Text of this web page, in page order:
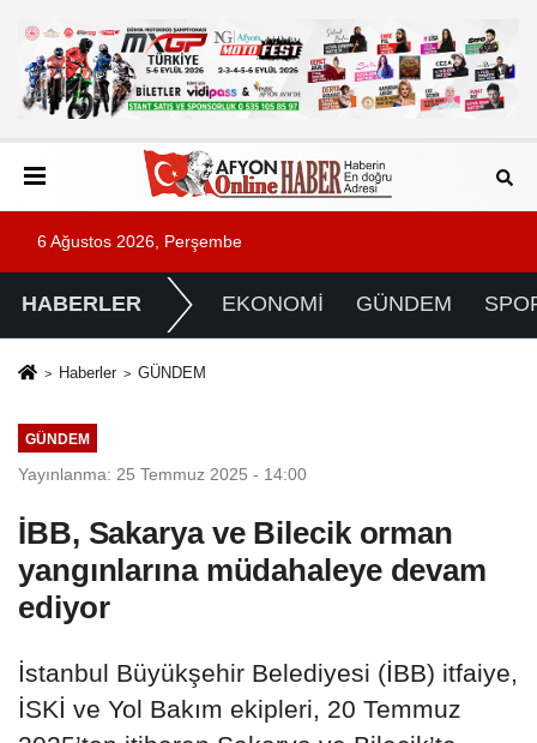
6 Ağustos 2026, Perşembe
HABERLER EKONOMİ GÜNDEM
Haberler GÜNDEM
GÜNDEM
Yayınlanma: 25 Temmuz 2025 - 14:00
İBB, Sakarya ve Bilecik orman
yangınlarına müdahaleye devam
ediyor
İstanbul Büyükşehir Belediyesi (İBB) itfaiye,
İSKİ ve Yol Bakım ekipleri, 20 Temmuz